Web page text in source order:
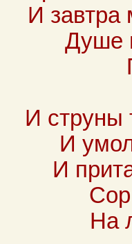
И завтра
Душе
И струны
И
И
На